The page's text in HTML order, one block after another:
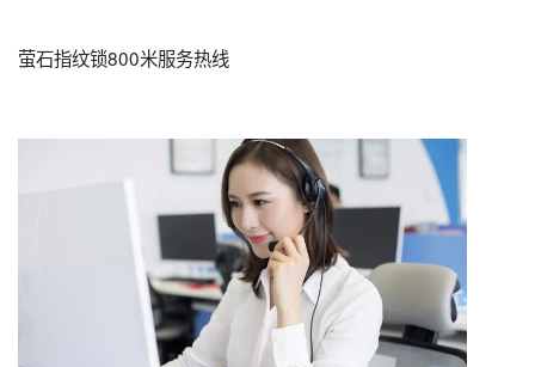
萤石指纹锁800米服务热线